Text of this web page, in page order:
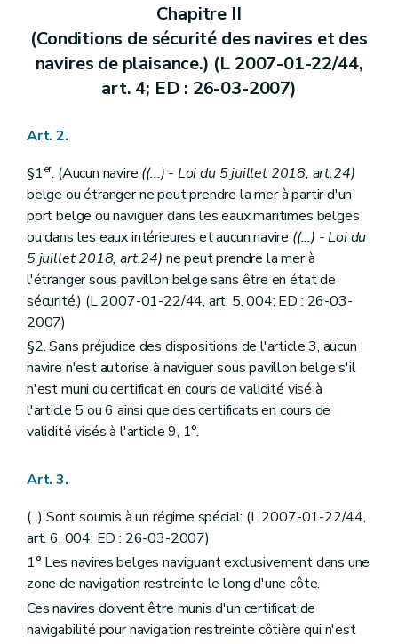
Chapitre II
(Conditions de sécurité des navires et des
navires de plaisance.) (L 2007-01-22/44,
art. 4; ED : 26-03-2007)
Art. 2.
§1er. (Aucun navire ((...) - Loi du 5 juillet 2018, art.24)
belge ou étranger ne peut prendre la mer à partir d'un
port belge ou naviguer dans les eaux maritimes belges
ou dans les eaux intérieures et aucun navire ((...) - Loi du
5 juillet 2018, art.24) ne peut prendre la mer à
l'étranger sous pavillon belge sans être en état de
sécurité.) (L 2007-01-22/44, art. 5, 004; ED : 26-03-
2007)
§2. Sans préjudice des dispositions de l'article 3, aucun
navire n'est autorise à naviguer sous pavillon belge s'il
n'est muni du certificat en cours de validité visé à
l'article 5 ou 6 ainsi que des certificats en cours de
validité visés à l'article 9, 1°.
Art. 3.
(...) Sont soumis à un régime spécial: (L 2007-01-22/44,
art. 6, 004; ED : 26-03-2007)
1° Les navires belges naviguant exclusivement dans une
zone de navigation restreinte le long d'une côte.
Ces navires doivent être munis d'un certificat de
navigabilité pour navigation restreinte côtière qui n'est